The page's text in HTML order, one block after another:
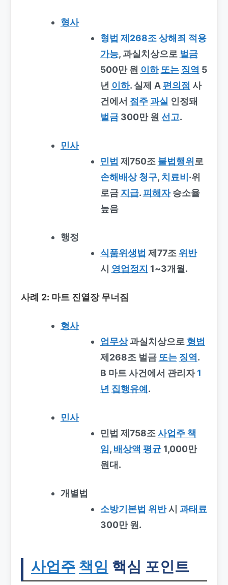
형사
형법 제268조 상해죄 적용
가능, 과실치상으로 벌금
500만 원 이하 또는 징역 5
년 이하. 실제 A 편의점 사
건에서 점주 과실 인정돼
벌금300만 원 선고.
민사
민법 제750조 불법행위 로
손해배상 청구, 치료비 ·위
로금 지급. 피해자승소율
높음
행정
식품위생법 제77조 위반
시 영업정지 1~3개월.
사례 2: 마트 진열장 무너짐
형사
업무상과실치상으로 형법
제268조 벌금 또는 징역.
B 마트 사건에서 관리자1
년 집행유예 .
민사
민법 제758조 사업주 책
임 , 배상액 평균1,000만
원대.
개별법
소방기본법 위반시 과태료
300만 원.
사업주 책임 핵심 포인트